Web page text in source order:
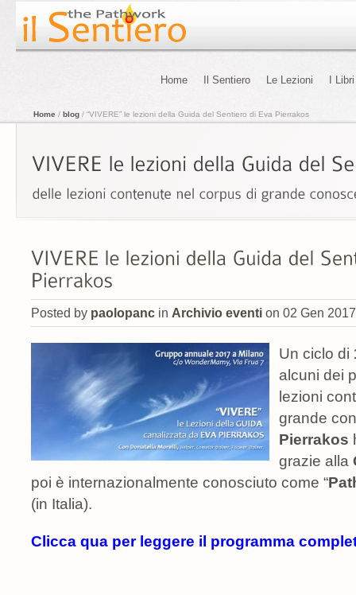
Home Il Sentiero Le Lezioni I Libri
Home / blog / “VIVERE” le lezioni della Guida del Sentiero di Eva Pierrakos
Posted by paolopanc in Archivio eventi on 02 Gen
Un ciclo di
alcuni dei
lezioni
grande
Pierrakos
grazie alla
poi è internazionalmente conosciuto come “
(in Italia).
Clicca qua per leggere il programma